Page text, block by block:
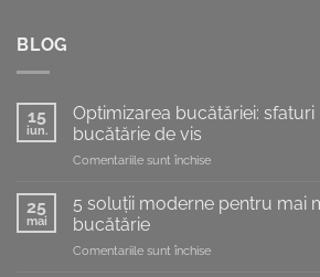
BLOG
15
iun.
Optimizarea bucătăriei:
bucătărie de vis
Comentariile sunt închisepentru
bucătăriei:
sfaturi
pentru
25
mai
5 soluții moderne pentru mai
bucătărie
Comentariile sunt închisepentru